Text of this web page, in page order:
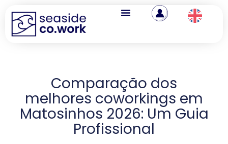
Comparação dos
melhores coworkings em
Matosinhos 2026: Um Guia
Profissional